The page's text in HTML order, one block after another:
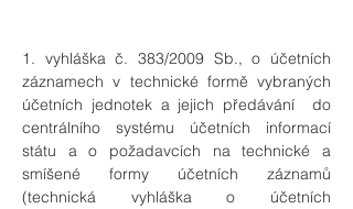
1. vyhláška č. 383/2009 Sb., o účetních
záznamech v technické formě vybraných
účetních jednotek a jejich předávání  do
centrálního systému účetních informací
státu a o požadavcích na technické a
smíšené formy účetních záznamů
(technická vyhláška o účetních